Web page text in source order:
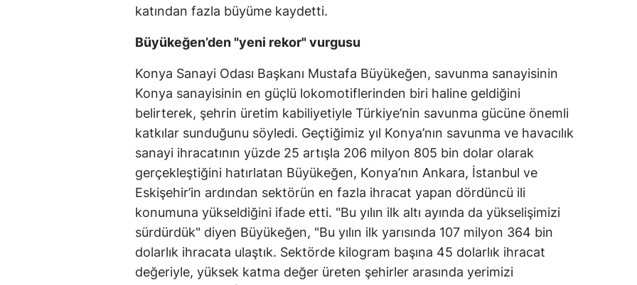
katından fazla büyüme kaydetti.
Büyükeğen’den "yeni rekor" vurgusu
Konya Sanayi Odası Başkanı Mustafa Büyükeğen, savunma sanayisinin
Konya sanayisinin en güçlü lokomotiflerinden biri haline geldiğini
belirterek, şehrin üretim kabiliyetiyle Türkiye’nin savunma gücüne önemli
katkılar sunduğunu söyledi. Geçtiğimiz yıl Konya’nın savunma ve havacılık
sanayi ihracatının yüzde 25 artışla 206 milyon 805 bin dolar olarak
gerçekleştiğini hatırlatan Büyükeğen, Konya’nın Ankara, İstanbul ve
Eskişehir’in ardından sektörün en fazla ihracat yapan dördüncü ili
konumuna yükseldiğini ifade etti. "Bu yılın ilk altı ayında da yükselişimizi
sürdürdük" diyen Büyükeğen, "Bu yılın ilk yarısında 107 milyon 364 bin
dolarlık ihracata ulaştık. Sektörde kilogram başına 45 dolarlık ihracat
değeriyle, yüksek katma değer üreten şehirler arasında yerimizi